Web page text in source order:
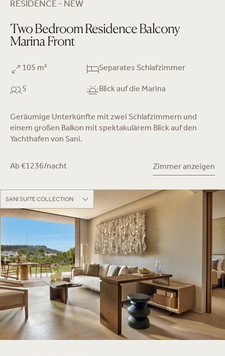
RESIDENCE - NEW
Two Bedroom Residence Balcony
Marina Front
105 m²
5
Separates Schlafzimmer
Blick auf die Marina
Geräumige Unterkünfte mit zwei Schlafzimmern und
einem großen Balkon mit spektakulärem Blick auf den
Yachthafen von Sani.
Ab €1236/nacht Zimmer anzeigen
SANI SUITE COLLECTION